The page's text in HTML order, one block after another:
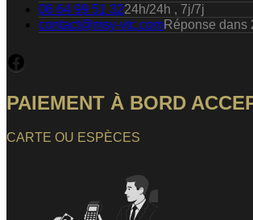
06 64 99 51 3224h/24h , 7j/7j
contact@msy-vtc.comRéponse dans
Facebook
PAIEMENT À BORD
CARTE OU ESPÈCES